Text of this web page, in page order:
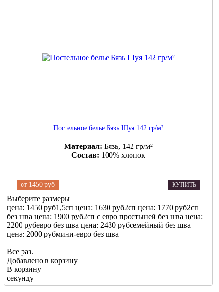
Постельное белье Бязь Шуя 142 гр/м²
Материал: Бязь, 142 гр/м²
Состав: 100% хлопок
от 1450 руб КУПИТЬ
Выберите размеры
цена: 1450 руб1,5сп цена: 1630 руб2сп цена: 1770 руб2сп
без шва цена: 1900 руб2сп с евро простыней без шва цена:
2200 рубевро без шва цена: 2480 рубсемейный без шва
цена: 2000 рубмини-евро без шва
Все раз.
Добавлено в корзину
В корзину
секунду